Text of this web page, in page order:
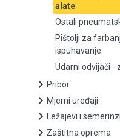
Pištolji za farbanje,
Udarni odvijači -
Mjerni uređaji
Ležajevi i semerinzi
alate
Ostali
Pištolji za
ispuhavanje
Udarni odvijači -
Pribor
Mjerni uređaji
Ležajevi i semerinzi
Zaštitna oprema